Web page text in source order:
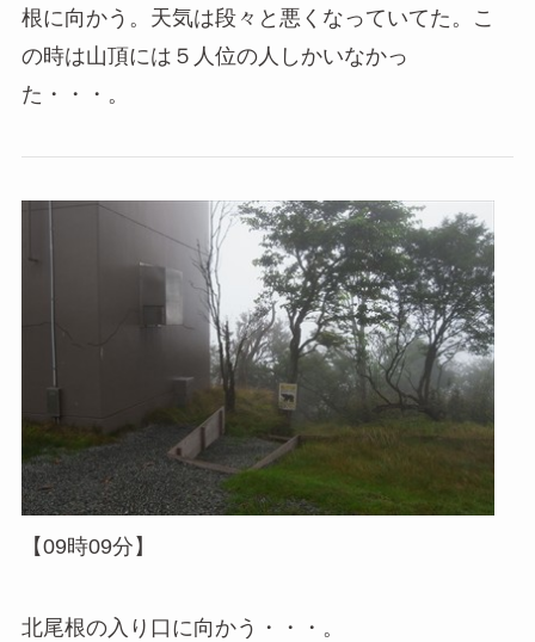
根に向かう。天気は段々と悪くなっていてた。こ
の時は山頂には５人位の人しかいなかっ
た・・・。
【09時09分】
北尾根の入り口に向かう・・・。